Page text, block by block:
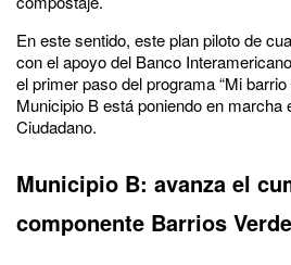
En este sentido, este plan piloto de
con el apoyo del Banco
el primer paso del programa “Mi
Municipio B está poniendo en
Ciudadano.
Municipio B: avanza el
componente Barrios